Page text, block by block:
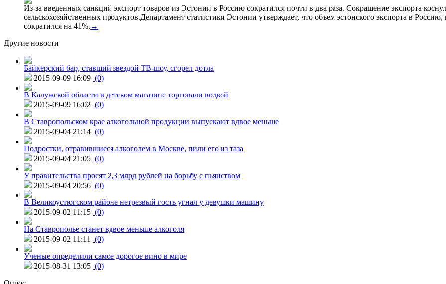
Из-за введенных санкций экспорт товаров из Эстонии в Россию сократился почти в два раза. Сокращение экспорта
сельскохозяйственных продуктов.Департамент статистики Эстонии утверждает, что объем эстонского экспорта в
сократился на 41%. →
Другие новости
Байкерский бар, ставший звездой ТВ-шоу, сгорел дотла
2015-09-09 16:09 (0)
В Калужской области в детском магазине торговали водкой
2015-09-09 16:02 (0)
В Ставропольском крае алкогольной продукции выпускают вдвое меньше
2015-09-04 21:14 (0)
Подростки, отравившиеся алкоголем в Москве, пили его из таза
2015-09-04 21:05 (0)
У правительства просят 2,3 млрд рублей на борьбу с пьянством
2015-09-04 20:56 (0)
В Великоустюгском районе нетрезвый гость угнал у девушки машину
2015-09-02 11:15 (0)
На Ставрополье станет вдвое меньше алкоголя
2015-09-02 11:11
(0)
Ученые определили самое дорогое вино в мире
2015-08-31 13:05 (0)